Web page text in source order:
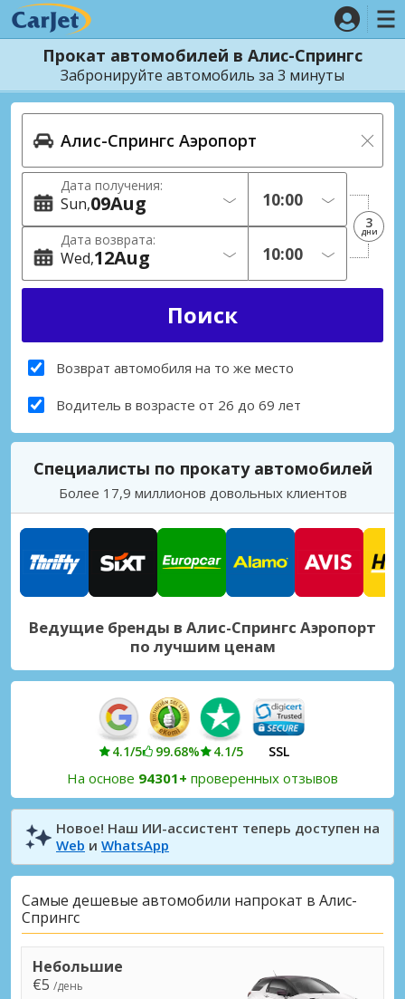
Прокат автомобилей в Алис-Спрингс
Забронируйте автомобиль за 3 минуты
Дата получения:
Sun 09Aug
Дата возврата:
Wed 12Aug
3
дни
Возврат автомобиля на то же место
Водитель в возрасте от 26 до 69 лет
Специалисты по прокату автомобилей
Более 17,9 миллионов довольных клиентов
Ведущие бренды в Алис-Спрингс Аэропорт
по лучшим ценам
4.1/5 99.68% 4.1/5 SSL
На основе 94301+ проверенных отзывов
Новое! Наш ИИ-ассистент теперь доступен на
Web и WhatsApp
Самые дешевые автомобили напрокат в Алис-
Спрингс
Небольшие
€5 /день